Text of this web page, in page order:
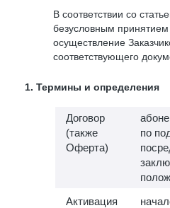
В соответствии со
безусловным
осуществление
соответствующего
1. Термины и определения
Договор
(также
Оферта)
по
Активация